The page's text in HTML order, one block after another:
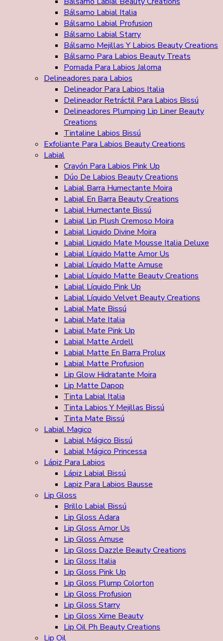
Bálsamo Labial Italia
Bálsamo Labial Profusion
Bálsamo Labial Starry
Bálsamo Mejillas Y Labios Beauty Creations
Bálsamo Para Labios Beauty Treats
Pomada Para Labios Jaloma
Delineadores para Labios
Delineador Para Labios Italia
Delineador Retráctil Para Labios Bissú
Delineadores Plumping Lip Liner Beauty
Creations
Tintaline Labios Bissú
Exfoliante Para Labios Beauty Creations
Labial
Crayón Para Labios Pink Up
Dúo De Labios Beauty Creations
Labial Barra Humectante Moira
Labial En Barra Beauty Creations
Labial Humectante Bissú
Labial Lip Plush Cremoso Moira
Labial Liquido Divine Moira
Labial Liquido Mate Mousse Italia Deluxe
Labial Líquido Matte Amor Us
Labial Líquido Matte Amuse
Labial Líquido Matte Beauty Creations
Labial Líquido Pink Up
Labial Líquido Velvet Beauty Creations
Labial Mate Bissú
Labial Mate Italia
Labial Mate Pink Up
Labial Matte Ardell
Labial Matte En Barra Prolux
Labial Matte Profusion
Lip Glow Hidratante Moira
Lip Matte Dapop
Tinta Labial Italia
Tinta Labios Y Mejillas Bissú
Tinta Mate Bissú
Labial Magico
Labial Mágico Bissú
Labial Mágico Princessa
Lápiz Para Labios
Lápiz Labial Bissú
Lapiz Para Labios Bausse
Lip Gloss
Brillo Labial Bissú
Lip Gloss Adara
Lip Gloss Amor Us
Lip Gloss Amuse
Lip Gloss Dazzle Beauty Creations
Lip Gloss Italia
Lip Gloss Pink Up
Lip Gloss Plump Colorton
Lip Gloss Profusion
Lip Gloss Starry
Lip Gloss Xime Beauty
Lip Oil Ph Beauty Creations
Lip Oil